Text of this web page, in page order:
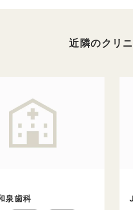
近隣のクリ
泉歯科